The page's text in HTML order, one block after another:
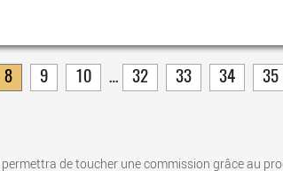
8 9 10 … 32 33 34 35
permettra de toucher une commission grâce au